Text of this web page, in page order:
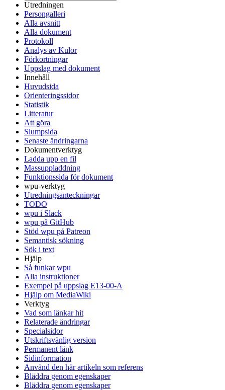
Utredningen
Persongalleri
Alla avsnitt
Alla dokument
Protokoll
Analys av Kulor
Förkortningar
Uppslag med dokument
Innehåll
Huvudsida
Orienteringssidor
Statistik
Litteratur
Att göra
Slumpsida
Senaste ändringarna
Dokumentverktyg
Ladda upp en fil
Massuppladdning
Funktionssida för dokument
wpu-verktyg
Utredningsanteckningar
TODO
wpu i Slack
wpu på GitHub
Stöd wpu på Patreon
Semantisk sökning
Sök i text
Hjälp
Så funkar wpu
Alla instruktioner
Exempel på uppslag E13-00-A
Hjälp om MediaWiki
Verktyg
Vad som länkar hit
Relaterade ändringar
Specialsidor
Utskriftsvänlig version
Permanent länk
Sidinformation
Använd den här artikeln som referens
Bläddra genom egenskaper
Bläddra genom egenskaper